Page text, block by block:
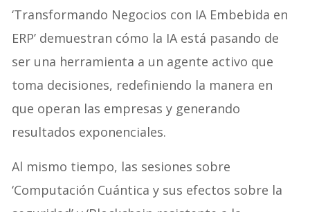
‘Transformando Negocios con IA Embebida en
ERP’ demuestran cómo la IA está pasando de
ser una herramienta a un agente activo que
toma decisiones, redefiniendo la manera en
que operan las empresas y generando
resultados exponenciales.
Al mismo tiempo, las sesiones sobre
‘Computación Cuántica y sus efectos sobre la